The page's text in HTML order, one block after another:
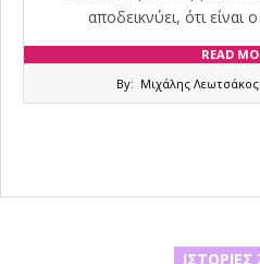
αποδεικνύει, ότι
READ
By: Μιχάλης Λεωτσάκος